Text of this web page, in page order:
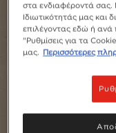
στα ενδιαφέροντά
Ιδιωτικότητάς μας και
επιλέγοντας εδώ ή ανά
"Ρυθμίσεις για τα
μας. Περισσότερες